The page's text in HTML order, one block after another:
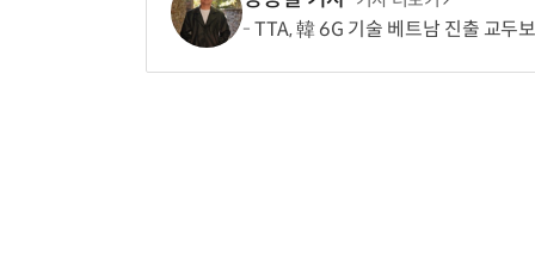
TTA, 韓 6G 기술 베트남 진출 교두